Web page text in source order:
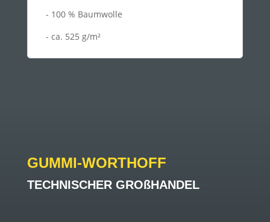
- 100 % Baumwolle
- ca. 525 g/m²
GUMMI-WORTHOFF
TECHNISCHER GROßHANDEL